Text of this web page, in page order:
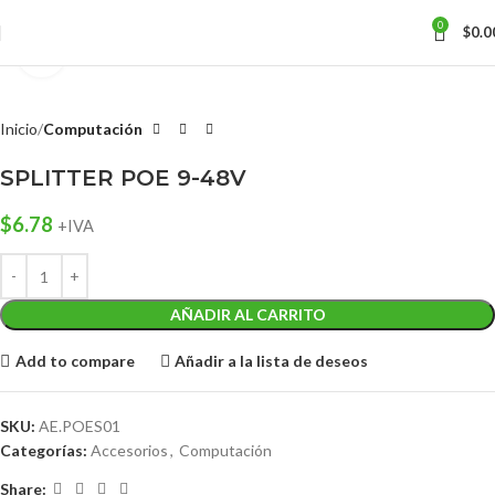
0 $
Inicio Computación
SPLITTER POE 9-48V
$6.78 +IVA
AÑADIR AL CARRITO
Add to compare Añadir a la lista de deseos
SKU: AE.POES01
Categorías: Accesorios, Computación
Share: